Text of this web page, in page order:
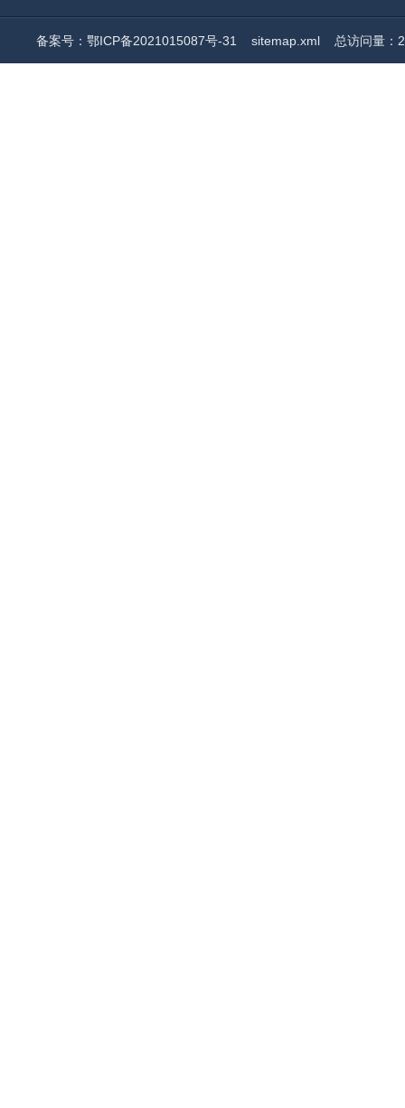
备案号：鄂ICP备2021015087号-31 sitemap.xml 总访问量：